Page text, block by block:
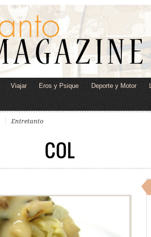
Viajar Eros y Psique Deporte y Motor
Entretanto
COL